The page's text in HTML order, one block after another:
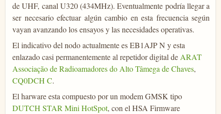
de UHF, canal U320 (434MHz). Eventualmente podría llegar a
ser necesario efectuar algún cambio en esta frecuencia según
vayan avanzando los ensayos y las necesidades operativas.
El indicativo del nodo actualmente es EB1AJP N y esta
enlazado casi permanentemente al repetidor digital deARAT
Associação de Radioamadores do Alto Tâmega de Chaves,
CQ0DCH C.
El harware esta compuesto por un modem GMSK tipo
DUTCH STAR Mini HotSpot, con el HSA Firmware